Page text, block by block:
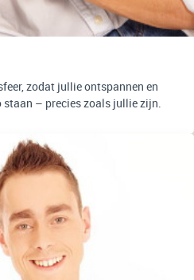
zodat jullie ontspannen en
– precies zoals jullie zijn.